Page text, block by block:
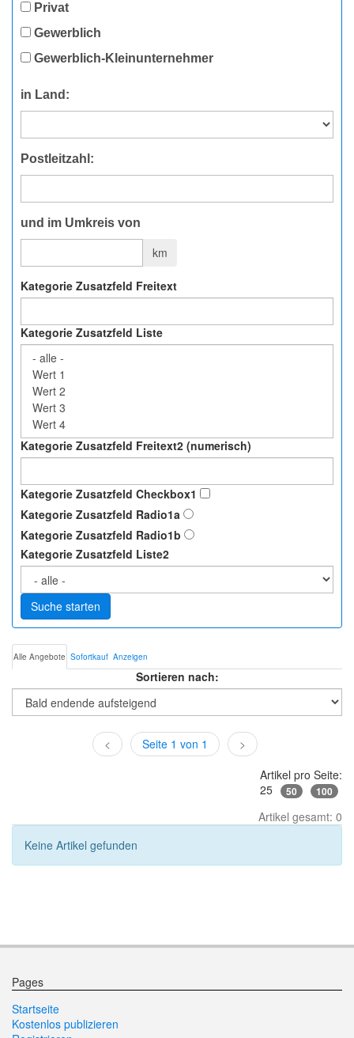
Privat
Gewerblich
Gewerblich-Kleinunternehmer
in Land:
Postleitzahl:
und im Umkreis von
km
Kategorie Zusatzfeld Freitext
Kategorie Zusatzfeld Liste
Kategorie Zusatzfeld Freitext2 (numerisch)
Kategorie Zusatzfeld Checkbox1
Kategorie Zusatzfeld Radio1a
Kategorie Zusatzfeld Radio1b
Kategorie Zusatzfeld Liste2
Suche starten
Alle Angebote Sofortkauf Anzeigen
Sortieren nach:
< Seite 1 von 1
>
Artikel pro Seite:
25
50 100
Artikel gesamt: 0
Keine Artikel gefunden
Pages
Startseite
Kostenlos publizieren